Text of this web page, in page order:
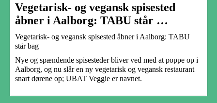
Vegetarisk- og vegansk spisested
åbner i Aalborg: TABU står …
Vegetarisk- og vegansk spisested åbner i Aalborg: TABU
står bag
Nye og spændende spisesteder bliver ved med at poppe op i
Aalborg, og nu slår en ny vegetarisk og vegansk restaurant
snart dørene op; UBAT Veggie er navnet.